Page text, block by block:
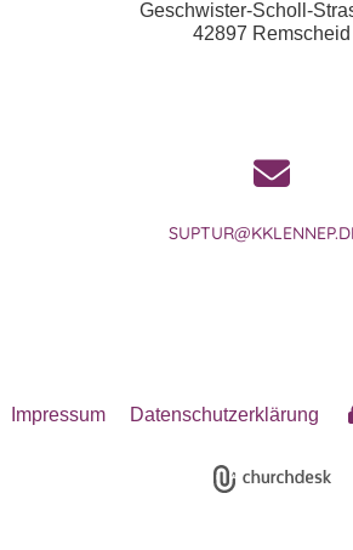
Geschwister-Scholl-
42897 Remscheid
Impressum Datenschutzerklärung